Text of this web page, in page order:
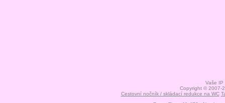
Vaše
Copyright © 2007-
Cestovní nočník / skládací redukce na WC